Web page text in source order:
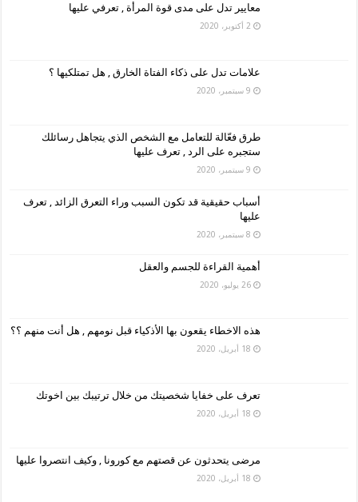
معايير تدل على مدى قوة المرأة , تعرفي عليها
2 أكتوبر، 2020
علامات تدل على ذكاء الفتاة الخارق , هل تمتلكيها ؟
9 سبتمبر، 2020
طرق فعّالة للتعامل مع الشخص الذي يتجاهل رسائلك
ستجبره على الرد , تعرف عليها
9 سبتمبر، 2020
أسباب حقيقية قد تكون السبب وراء التعرق الزائد , تعرف
عليها
8 سبتمبر، 2020
أهمية القراءة للجسم والعقل
26 يوليو، 2020
هذه الاخطاء يقعون بها الأذكياء قبل نومهم , هل أنت منهم ؟؟
18 أبريل، 2020
تعرف على خفايا شخصيتك من خلال ترتيبك بين اخوتك
18 أبريل، 2020
مرضى يتحدثون عن قصتهم مع كورونا , وكيف انتصروا عليها
18 أبريل، 2020